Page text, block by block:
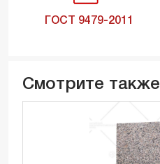
ГОСТ 9479-2011
Смотрите также